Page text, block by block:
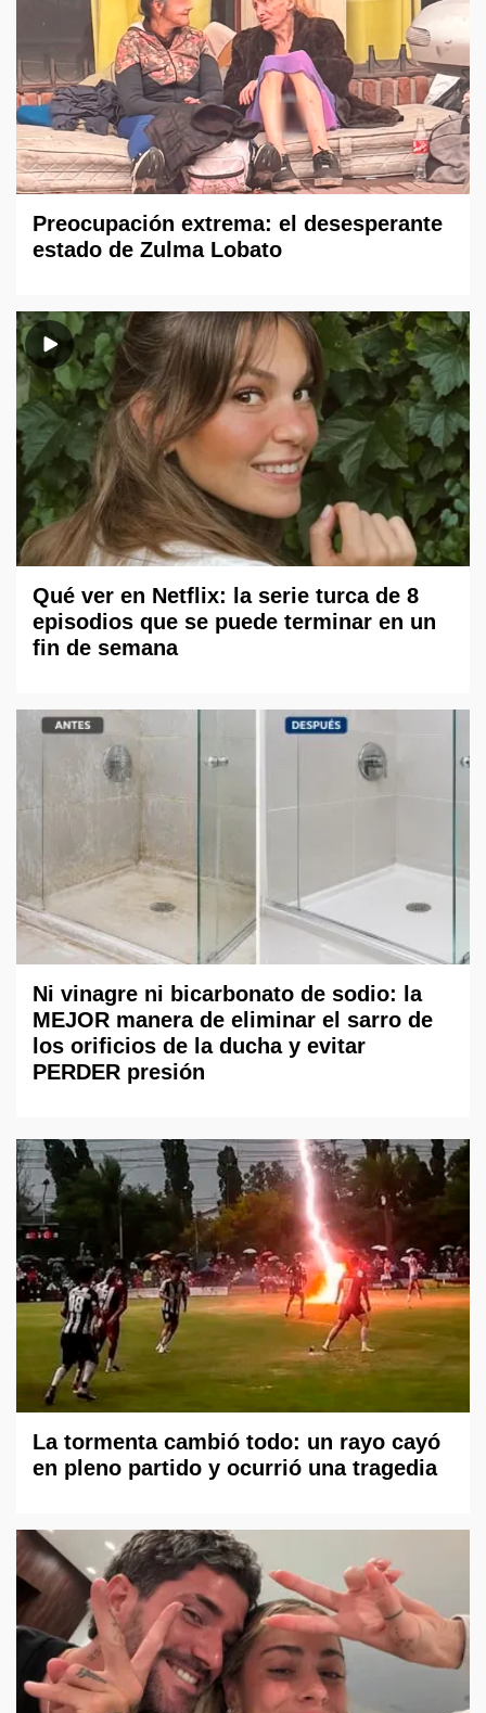
Preocupación extrema: el desesperante
estado de Zulma Lobato
Qué ver en Netflix: la serie turca de 8
episodios que se puede terminar en un
fin de semana
Ni vinagre ni bicarbonato de sodio: la
MEJOR manera de eliminar el sarro de
los orificios de la ducha y evitar
PERDER presión
La tormenta cambió todo: un rayo cayó
en pleno partido y ocurrió una tragedia